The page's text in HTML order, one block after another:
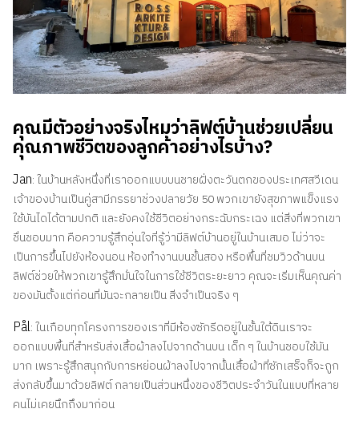
คุณมีตัวอย่างจริงไหมว่าลิฟต์บ้านช่วยเปลี่ยน
คุณภาพชีวิตของลูกค้าอย่างไรบ้าง?
Jan: ในบ้านหลังหนึ่งที่เราออกแบบบนชายฝั่งตะวันตกของประเทศสวีเดน
เจ้าของบ้านเป็นคู่สามีภรรยาช่วงปลายวัย 50 พวกเขายังสุขภาพแข็งแรง
ใช้บันไดได้ตามปกติ และยังคงใช้ชีวิตอย่างกระฉับกระเฉง แต่สิ่งที่พวกเขา
ชื่นชอบมาก คือความรู้สึกอุ่นใจที่รู้ว่ามีลิฟต์บ้านอยู่ในบ้านเสมอ ไม่ว่าจะ
เป็นการขึ้นไปยังห้องนอน ห้องทำงานบนชั้นสอง หรือพื้นที่ชมวิวด้านบน
ลิฟต์ช่วยให้พวกเขารู้สึกมั่นใจในการใช้ชีวิตระยะยาว คุณจะเริ่มเห็นคุณค่า
ของมันตั้งแต่ก่อนที่มันจะกลายเป็น สิ่งจำเป็นจริง ๆ
Pål: ในเกือบทุกโครงการของเราที่มีห้องซักรีดอยู่ในชั้นใต้ดินเราจะ
ออกแบบพื้นที่สำหรับส่งเสื้อผ้าลงไปจากด้านบน เด็ก ๆ ในบ้านชอบใช้มัน
มาก เพราะรู้สึกสนุกกับการหย่อนผ้าลงไปจากนั้นเสื้อผ้าที่ซักเสร็จก็จะถูก
ส่งกลับขึ้นมาด้วยลิฟต์ กลายเป็นส่วนหนึ่งของชีวิตประจำวันในแบบที่หลาย
คนไม่เคยนึกถึงมาก่อน